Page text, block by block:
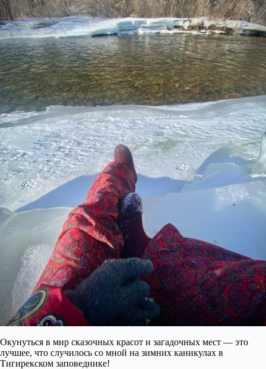
Окунуться в мир сказочных красот и загадочных мест — это
лучшее, что случилось со мной на зимних каникулах в
Тигирекском заповеднике!